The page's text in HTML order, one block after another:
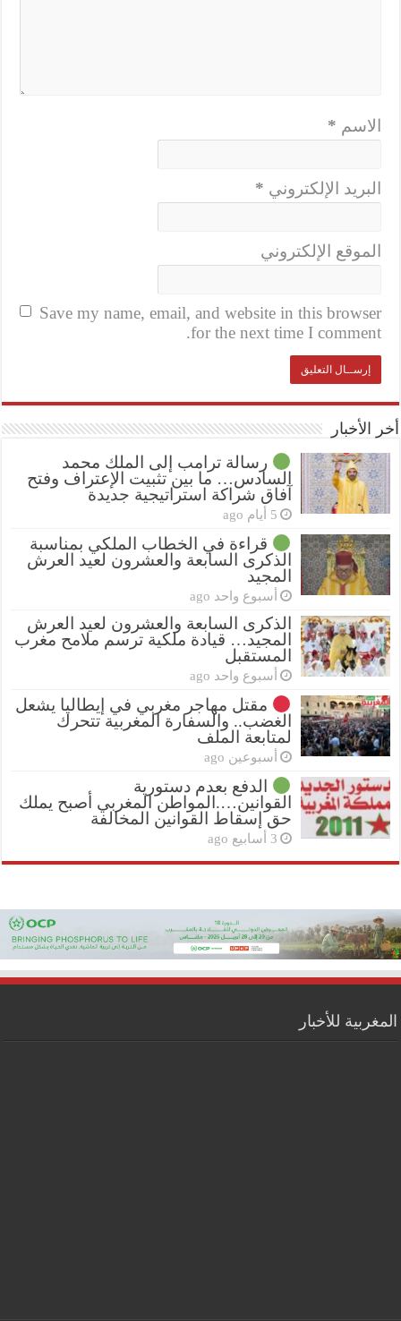
الاسم *
البريد الإلكتروني *
الموقع الإلكتروني
Save my name, email, and website in this browser
for the next time I comment.
أخر الأخبار
رسالة ترامب إلى الملك محمد
السادس… ما بين تثبيت الإعتراف وفتح
آفاق شراكة استراتيجية جديدة
5 أيام ago
قراءة في الخطاب الملكي بمناسبة
الذكرى السابعة والعشرون لعيد العرش
المجيد
أسبوع واحد ago
الذكرى السابعة والعشرون لعيد العرش
المجيد… قيادة ملكية ترسم ملامح مغرب
المستقبل
أسبوع واحد ago
مقتل مهاجر مغربي في إيطاليا يشعل
الغضب.. والسفارة المغربية تتحرك
لمتابعة الملف
أسبوعين ago
الدفع بعدم دستورية
القوانين….المواطن المغربي أصبح يملك
حق إسقاط القوانين المخالفة
3 أسابيع ago
المغربية للأخبار